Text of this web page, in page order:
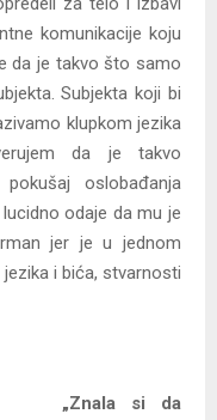
komunikacije koju
da je takvo što samo
Subjekta koji bi
klupkom jezika
da je takvo
oslobađanja
odaje da mu je
jer je u jednom
i bića, stvarnosti
„Znala si da